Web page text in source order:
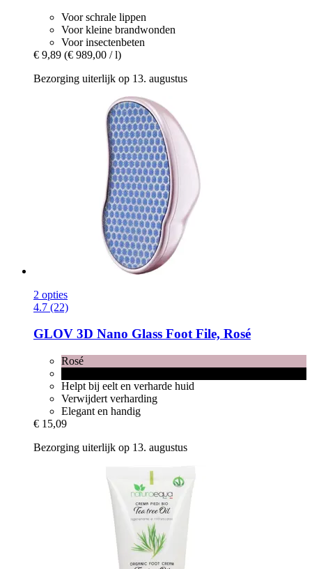
Voor schrale lippen
Voor kleine brandwonden
Voor insectenbeten
€ 9,89 (€ 989,00 / l)
Bezorging uiterlijk op 13. augustus
2 opties
4.7 (22)
GLOV 3D Nano Glass Foot File, Rosé
Rosé
Helpt bij eelt en verharde huid
Verwijdert verharding
Elegant en handig
€ 15,09
Bezorging uiterlijk op 13. augustus